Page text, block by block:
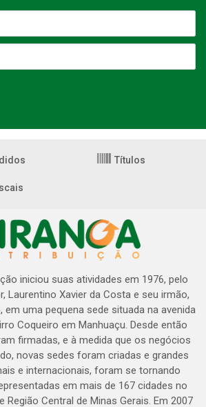
Títulos
iniciou suas atividades em 1976, pelo
Laurentino Xavier da Costa e seu irmão,
em uma pequena sede situada na avenida
Coqueiro em Manhuaçu. Desde então
firmadas, e à medida que os negócios
novas sedes foram criadas e grandes
e internacionais, foram se tornando
em mais de 167 cidades no
Região Central de Minas Gerais. Em 2007